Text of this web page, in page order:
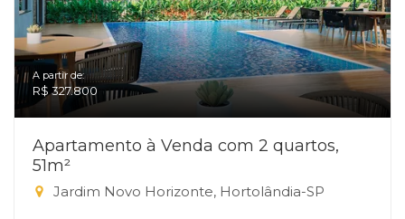
A partir de:
R$ 327.800
Apartamento à Venda com 2 quartos,
51m²
Jardim Novo Horizonte, Hortolândia-SP